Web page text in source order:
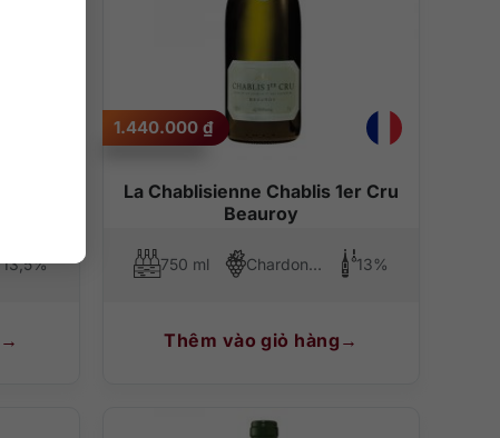
13,5%
La Chablisienne Chablis 1er Cru
Beauroy
1.440.000 ₫
750 ml Chardonnay 13%
Thêm vào giỏ hàng